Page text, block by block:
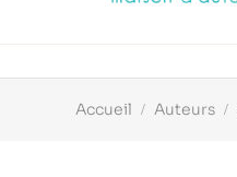
Accueil Auteurs